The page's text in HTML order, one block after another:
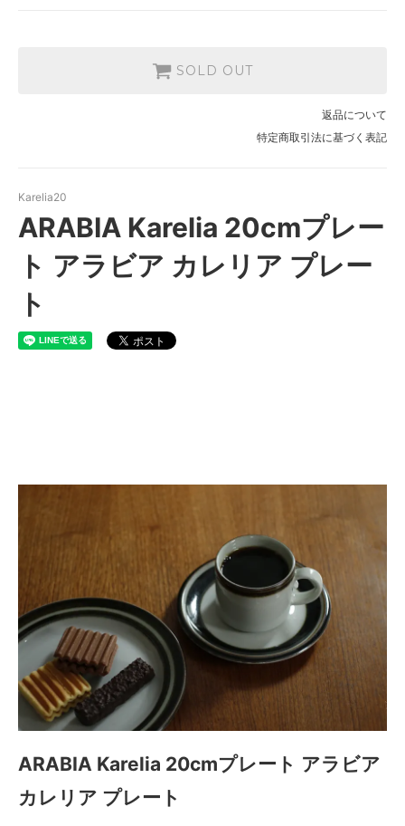
SOLD OUT
返品について
特定商取引法に基づく表記
Karelia20
ARABIA Karelia 20cmプレー
ト アラビア カレリア プレー
ト
ARABIA Karelia 20cmプレート アラビア
カレリア プレート